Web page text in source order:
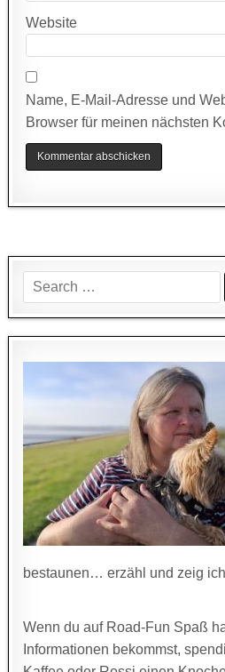
Website
Name, E-Mail-Adresse und
Browser für meinen nächsten
Search
for:
bestaunen… erzähl und zeig
Wenn du auf Road-Fun Spaß
Informationen bekommst,